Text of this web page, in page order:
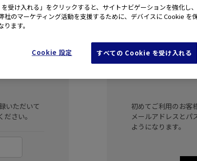
いただいて
さい。
初めてご
初めてご利用のお客
メールアドレスとパ
ようになります。
を受け入れる」をクリックすると、サイトナビゲーションを強化し
社のマーケティング活動を支援するために、デバイスに Cookie を
ます。
Cookie 設定 すべての Cookie を受け入れる